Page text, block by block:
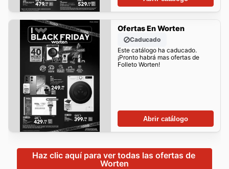
Ofertas En Worten
Caducado
Este catálogo ha caducado.
¡Pronto habrá mas ofertas de
Folleto Worten!
Abrir catálogo
Haz clic aquí para ver todas las ofertas de
Worten